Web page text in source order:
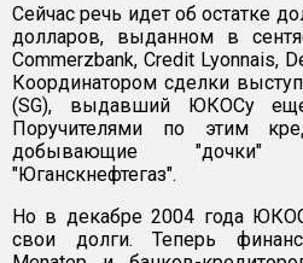
Сейчас речь идет об остатке
долларов, выданном в
Commerzbank, Credit Lyonnais,
Координатором сделки
(SG), выдавший ЮКОСу
Поручителями по этим
добывающие
"Юганскнефтегаз".
Но в декабре 2004 года
свои долги. Теперь